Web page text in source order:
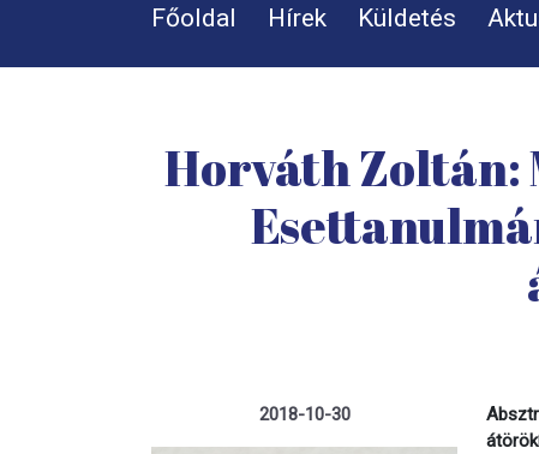
Főoldal Hírek Küldetés
Horváth Zoltán:
2018-10-30